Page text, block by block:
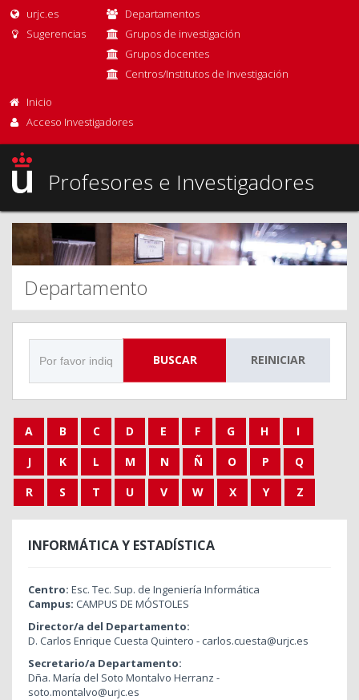
urjc.es
Sugerencias
Departamentos
Grupos de investigación
Grupos docentes
Centros/Institutos de Investigación
Inicio
Acceso Investigadores
Profesores e Investigadores
Departamento
BUSCAR REINICIAR
A B C D E F G H
I
J
K L M N Ñ O P
Q
R
S T U V W X Y Z
INFORMÁTICA Y ESTADÍSTICA
Centro: Esc. Tec. Sup. de Ingeniería Informática
Campus: CAMPUS DE MÓSTOLES
Director/a del Departamento:
D. Carlos Enrique Cuesta Quintero - carlos.cuesta@urjc.es
Secretario/a Departamento:
Dña. María del Soto Montalvo Herranz -
soto.montalvo@urjc.es